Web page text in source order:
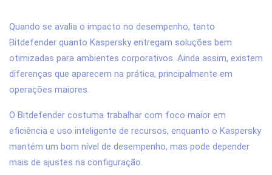
Quando se avalia o impacto no desempenho, tanto
Bitdefender quanto Kaspersky entregam soluções bem
otimizadas para ambientes corporativos. Ainda assim, existem
diferenças que aparecem na prática, principalmente em
operações maiores.
O Bitdefender costuma trabalhar com foco maior em
eficiência e uso inteligente de recursos, enquanto o Kaspersky
mantém um bom nível de desempenho, mas pode depender
mais de ajustes na configuração.